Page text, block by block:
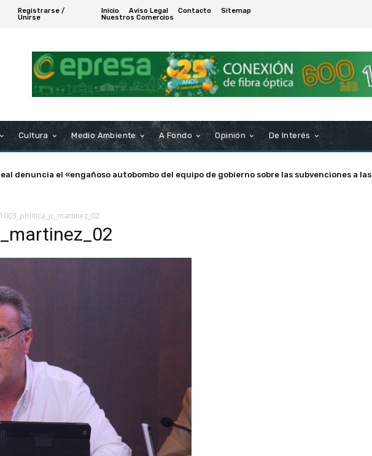
Registrarse /
Unirse
Inicio Aviso Legal Contacto
Sitemap
Nuestros Comercios
Cultura Medio Ambiente A Fondo Opinión De Interés
denuncia el «engañoso autobombo del equipo de gobierno sobre las subvenciones a las